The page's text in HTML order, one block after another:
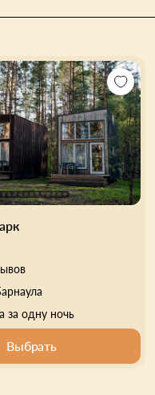
за одну ночь
Выбрать